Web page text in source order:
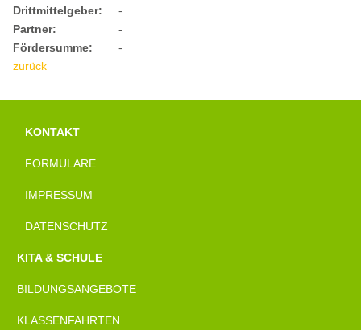
Drittmittelgeber:
-
Partner:
-
Fördersumme:
-
zurück
KONTAKT
FORMULARE
IMPRESSUM
DATENSCHUTZ
KITA & SCHULE
BILDUNGSANGEBOTE
KLASSENFAHRTEN